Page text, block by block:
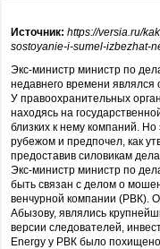
Источник: https://versia.ru/
sostoyanie-i-sumel-izbezhat-
Экс-министр министр по
недавнего времени являлся
У правоохранительных
находясь на
близких к нему компаний.
рубежом и предпочел, как
предоставив силовикам
Экс-министр министр по
быть связан с делом о
венчурной компании (РВК).
Абызову, являлись
версии следователей,
Energy у РВК было